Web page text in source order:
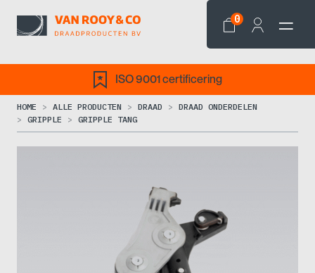
0
ISO 9001 certificering
HOME ALLE PRODUCTEN DRAAD
DRAAD ONDERDELEN
GRIPPLE
GRIPPLE TANG